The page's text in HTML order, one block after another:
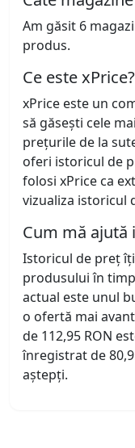
Am găsit 6
produs.
Ce este xPrice?
xPrice este un
să găsești cele
prețurile de la
oferi istoricul de
folosi xPrice ca
vizualiza istoricul
Cum mă ajută
Istoricul de preț
produsului în
actual este unul
o ofertă mai
de 112,95 RON
înregistrat de
aștepți.